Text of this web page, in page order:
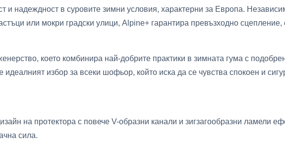
и надеждност в суровите зимни условия, характерни за Европа.
или мокри градски улици, Alpine+ гарантира превъзходно сцепление,
което комбинира най-добрите практики в зимната гума с
избор за всеки шофьор, който иска да се чувства спокоен и
на протектора с повече V-образни канали и зигзагообразни ламели
сила.